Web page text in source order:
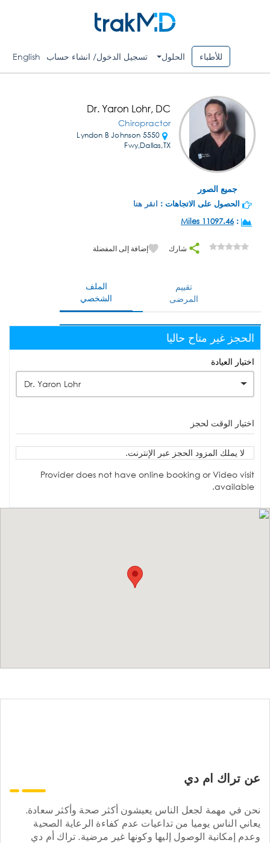
للأطباء الحلول تسجيل الدخول/ انشاء حساب English
جميع الصور
Dr. Yaron Lohr, DC
Chiropractor
5550 Lyndon B Johnson
Fwy,Dallas,TX
الحصول على الاتجاهات : انقر هنا
:
11097.46 Miles
شارك إضافة إلى المفضلة
الملف
الشخصي
تقييم
المرضى
الحجز غير متاح حاليا
اختيار العيادة
Dr. Yaron Lohr
اختيار الوقت لحجز
لا يملك المزود الحجز عبر الإنترنت.
Provider does not have online booking or Video visit
available.
عن تراك ام دي
نحن في مهمة لجعل الناس يعيشون أكثر صحة وأكثر سعادة.
يعاني الناس يوميا من تداعيات عدم كفاءة الرعاية الصحية
وعدم إمكانية الوصول إليها وكونها غير مرضية. تراك أم دي